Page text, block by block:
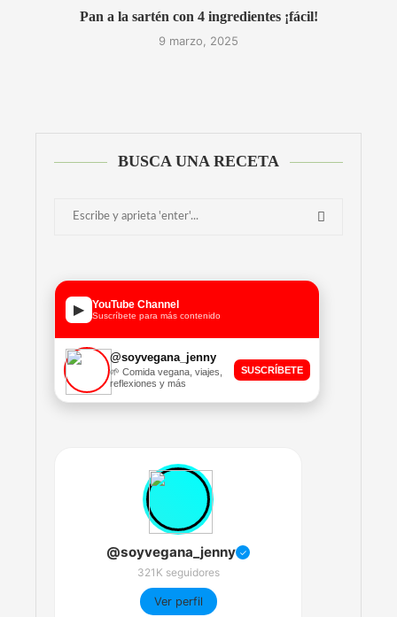
Pan a la sartén con 4 ingredientes ¡fácil!
9 marzo, 2025
BUSCA UNA RECETA
▶ YouTube Channel
Suscríbete para más contenido
@soyvegana_jenny
🌱 Comida vegana, viajes,
reflexiones y más
SUSCRÍBETE
@soyvegana_jenny ✓
321K seguidores
Ver perfil